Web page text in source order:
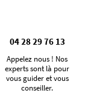
04 28 29 76 13
Appelez nous ! Nos
experts sont là pour
vous guider et vous
conseiller.